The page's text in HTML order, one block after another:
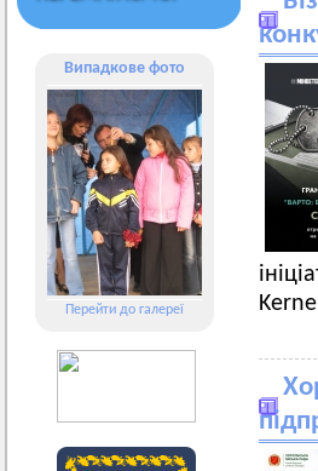
Випадкове фото
Перейти до галереї